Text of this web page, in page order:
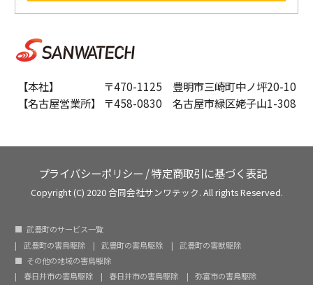
【本社】 〒470-1125 豊明市三崎町中ノ坪20-10
【名古屋営業所】 〒458-0830 名古屋市緑区姥子山1-308
プライバシーポリシー /特定商取引に基づく表記
Copyright (C) 2020 合同会社サンワテック. All rights Reserved.
武豊町のサービス一覧
武豊町の害鳥駆除
武豊町の害鳥駆除
武豊町の害獣駆除
その他の地域の害鳥駆除
春日井市の害鳥駆除
春日井市の害鳥駆除
弥富市の害鳥駆除